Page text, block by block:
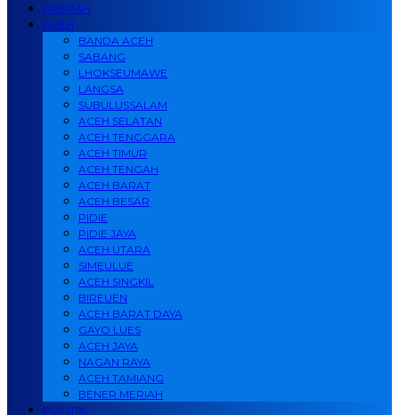
DAERAH
ACEH
BANDA ACEH
SABANG
LHOKSEUMAWE
LANGSA
SUBULUSSALAM
ACEH SELATAN
ACEH TENGGARA
ACEH TIMUR
ACEH TENGAH
ACEH BARAT
ACEH BESAR
PIDIE
PIDIE JAYA
ACEH UTARA
SIMEULUE
ACEH SINGKIL
BIREUEN
ACEH BARAT DAYA
GAYO LUES
ACEH JAYA
NAGAN RAYA
ACEH TAMIANG
BENER MERIAH
POLITIK